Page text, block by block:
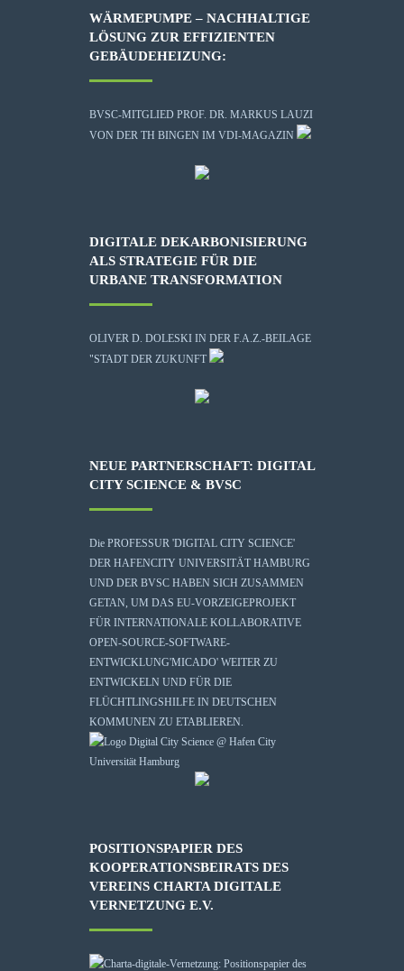
WÄRMEPUMPE – NACHHALTIGE
LÖSUNG ZUR EFFIZIENTEN
GEBÄUDEHEIZUNG:
BVSC-MITGLIED PROF. DR. MARKUS LAUZI
VON DER TH BINGEN IM VDI-MAGAZIN
DIGITALE DEKARBONISIERUNG
ALS STRATEGIE FÜR DIE
URBANE TRANSFORMATION
OLIVER D. DOLESKI IN DER F.A.Z.-BEILAGE
"STADT DER ZUKUNFT
NEUE PARTNERSCHAFT: DIGITAL
CITY SCIENCE & BVSC
Die PROFESSUR 'DIGITAL CITY SCIENCE'
DER HAFENCITY UNIVERSITÄT HAMBURG
UND DER BVSC HABEN SICH ZUSAMMEN
GETAN, UM DAS EU-VORZEIGEPROJEKT
FÜR INTERNATIONALE KOLLABORATIVE
OPEN-SOURCE-SOFTWARE-
ENTWICKLUNG'MICADO' WEITER ZU
ENTWICKELN UND FÜR DIE
FLÜCHTLINGSHILFE IN DEUTSCHEN
KOMMUNEN ZU ETABLIEREN.
POSITIONSPAPIER DES
KOOPERATIONSBEIRATS DES
VEREINS CHARTA DIGITALE
VERNETZUNG E.V.